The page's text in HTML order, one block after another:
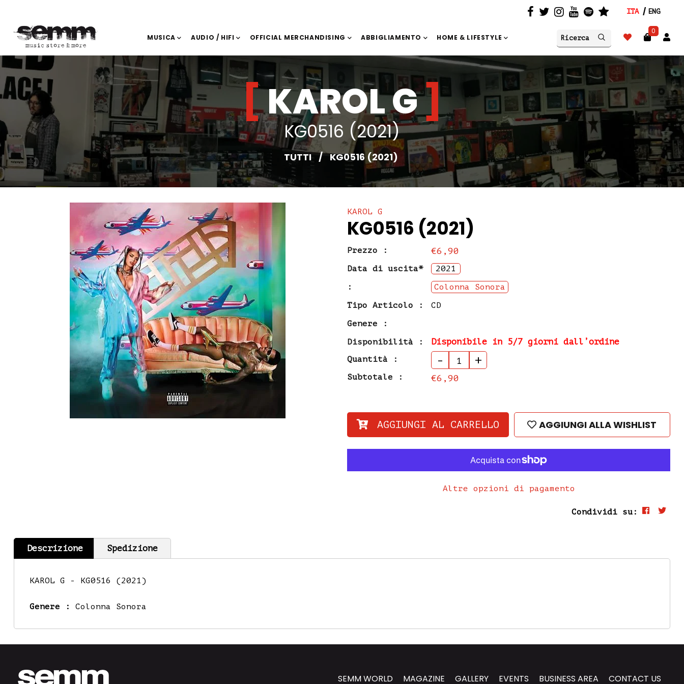
ITA ENG
MUSICA AUDIO / HIFI OFFICIAL MERCHANDISING ABBIGLIAMENTO HOME & LIFESTYLE
0
KAROL G
KG0516 (2021)
TUTTI / KG0516 (2021)
KAROL G
KG0516 (2021)
Prezzo : €6,90
Data di uscita*
:
2021
Tipo Articolo :
CD
Genere :
Colonna Sonora
Disponibilità : Disponibile in 5/7 giorni dall’ordine
Quantità : - +
Subtotale : €6,90
AGGIUNGI AL CARRELLO AGGIUNGI ALLA WISHLIST
Altre opzioni di pagamento
Condividi su:
Descrizione Spedizione
KAROL G - KG0516 (2021)
Genere : Colonna Sonora
SEMM WORLD MAGAZINE GALLERY EVENTS BUSINESS AREA CONTACT US